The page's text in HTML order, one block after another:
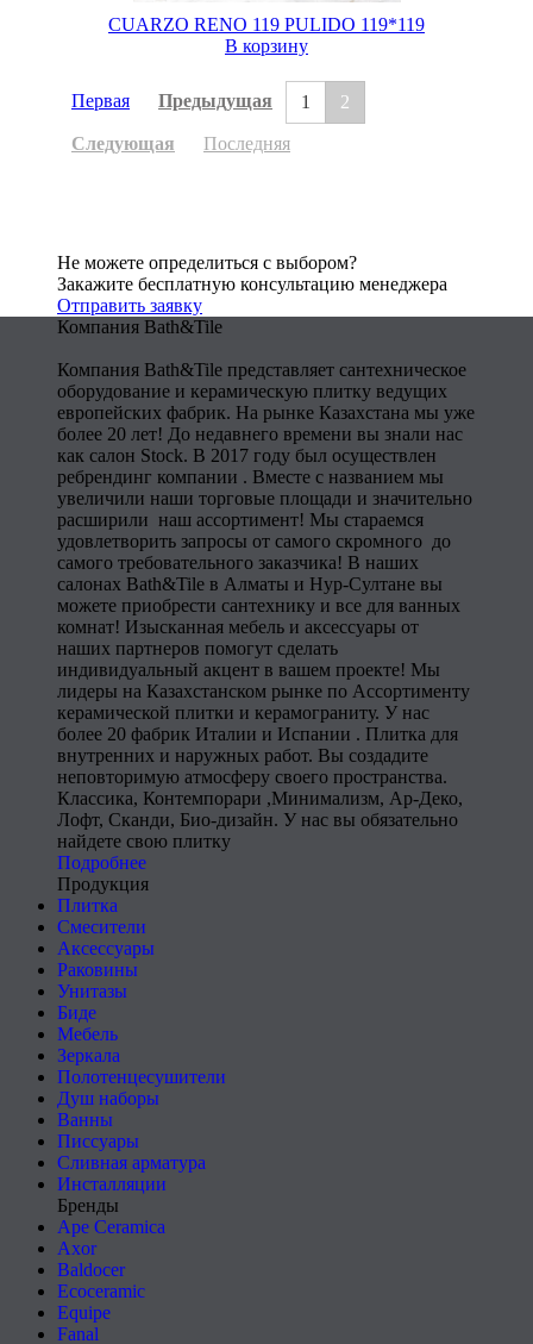
CUARZO RENO 119 PULIDO 119*119
В корзину
Первая Предыдущая 1 2
Следующая Последняя
Не можете определиться с выбором?
Закажите бесплатную консультацию менеджера
Отправить заявку
Компания Bath&Tile
Компания Bath&Tile представляет сантехническое
оборудование и керамическую плитку ведущих
европейских фабрик. На рынке Казахстана мы уже
более 20 лет! До недавнего времени вы знали нас
как салон Stock. В 2017 году был осуществлен
ребрендинг компании . Вместе с названием мы
увеличили наши торговые площади и значительно
расширили наш ассортимент! Мы стараемся
удовлетворить запросы от самого скромного до
самого требовательного заказчика! В наших
салонах Bath&Tile в Алматы и Нур-Султане вы
можете приобрести сантехнику и все для ванных
комнат! Изысканная мебель и аксессуары от
наших партнеров помогут сделать
индивидуальный акцент в вашем проекте! Мы
лидеры на Казахстанском рынке по Ассортименту
керамической плитки и керамограниту. У нас
более 20 фабрик Италии и Испании . Плитка для
внутренних и наружных работ. Вы создадите
неповторимую атмосферу своего пространства.
Классика, Контемпорари ,Минимализм, Ар-Деко,
Лофт, Сканди, Био-дизайн. У нас вы обязательно
найдете свою плитку
Подробнее
Продукция
Плитка
Смесители
Аксессуары
Раковины
Унитазы
Биде
Мебель
Зеркала
Полотенцесушители
Душ наборы
Ванны
Писсуары
Сливная арматура
Инсталляции
Бренды
Ape Ceramica
Axor
Baldocer
Ecoceramic
Equipe
Fanal